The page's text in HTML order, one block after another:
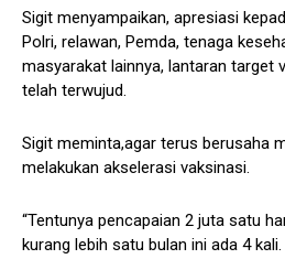
Sigit menyampaikan, apresiasi
Polri, relawan, Pemda, tenaga
masyarakat lainnya, lantaran target
telah terwujud.
Sigit meminta,agar terus berusaha
melakukan akselerasi vaksinasi.
“Tentunya pencapaian 2 juta satu
kurang lebih satu bulan ini ada 4